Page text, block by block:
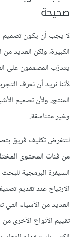
صحيحة
لا يجب أن يكون تصميم
الكبيرة، ولكن العديد
يتدرّب المصممون على
لأننا نريد أن نعرف
المنتج، ولأن تصميم
وغير متناسقة.
لنتفرض تكليف فريق
من فئات المحتوى
الشيفرة البرمجية
الارتياح عند تقديم
العديد من الأشياء
تقييم الأنواع الأخرى